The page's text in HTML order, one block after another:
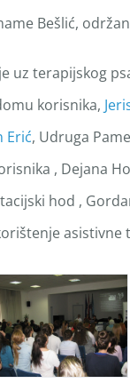
Bešlić,
uz terapijskog
korisnika,
Erić, Udruga
, Dejana
hod ,
asistivne